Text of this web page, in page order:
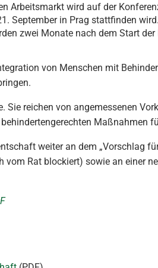
Arbeitsmarkt wird auf der
September in Prag stattfinden wird.
zwei Monate nach dem Start
von Menschen mit
Sie reichen von angemessenen
Maßnahmen
weiter an dem „Vorschlag
Rat blockiert) sowie an einer